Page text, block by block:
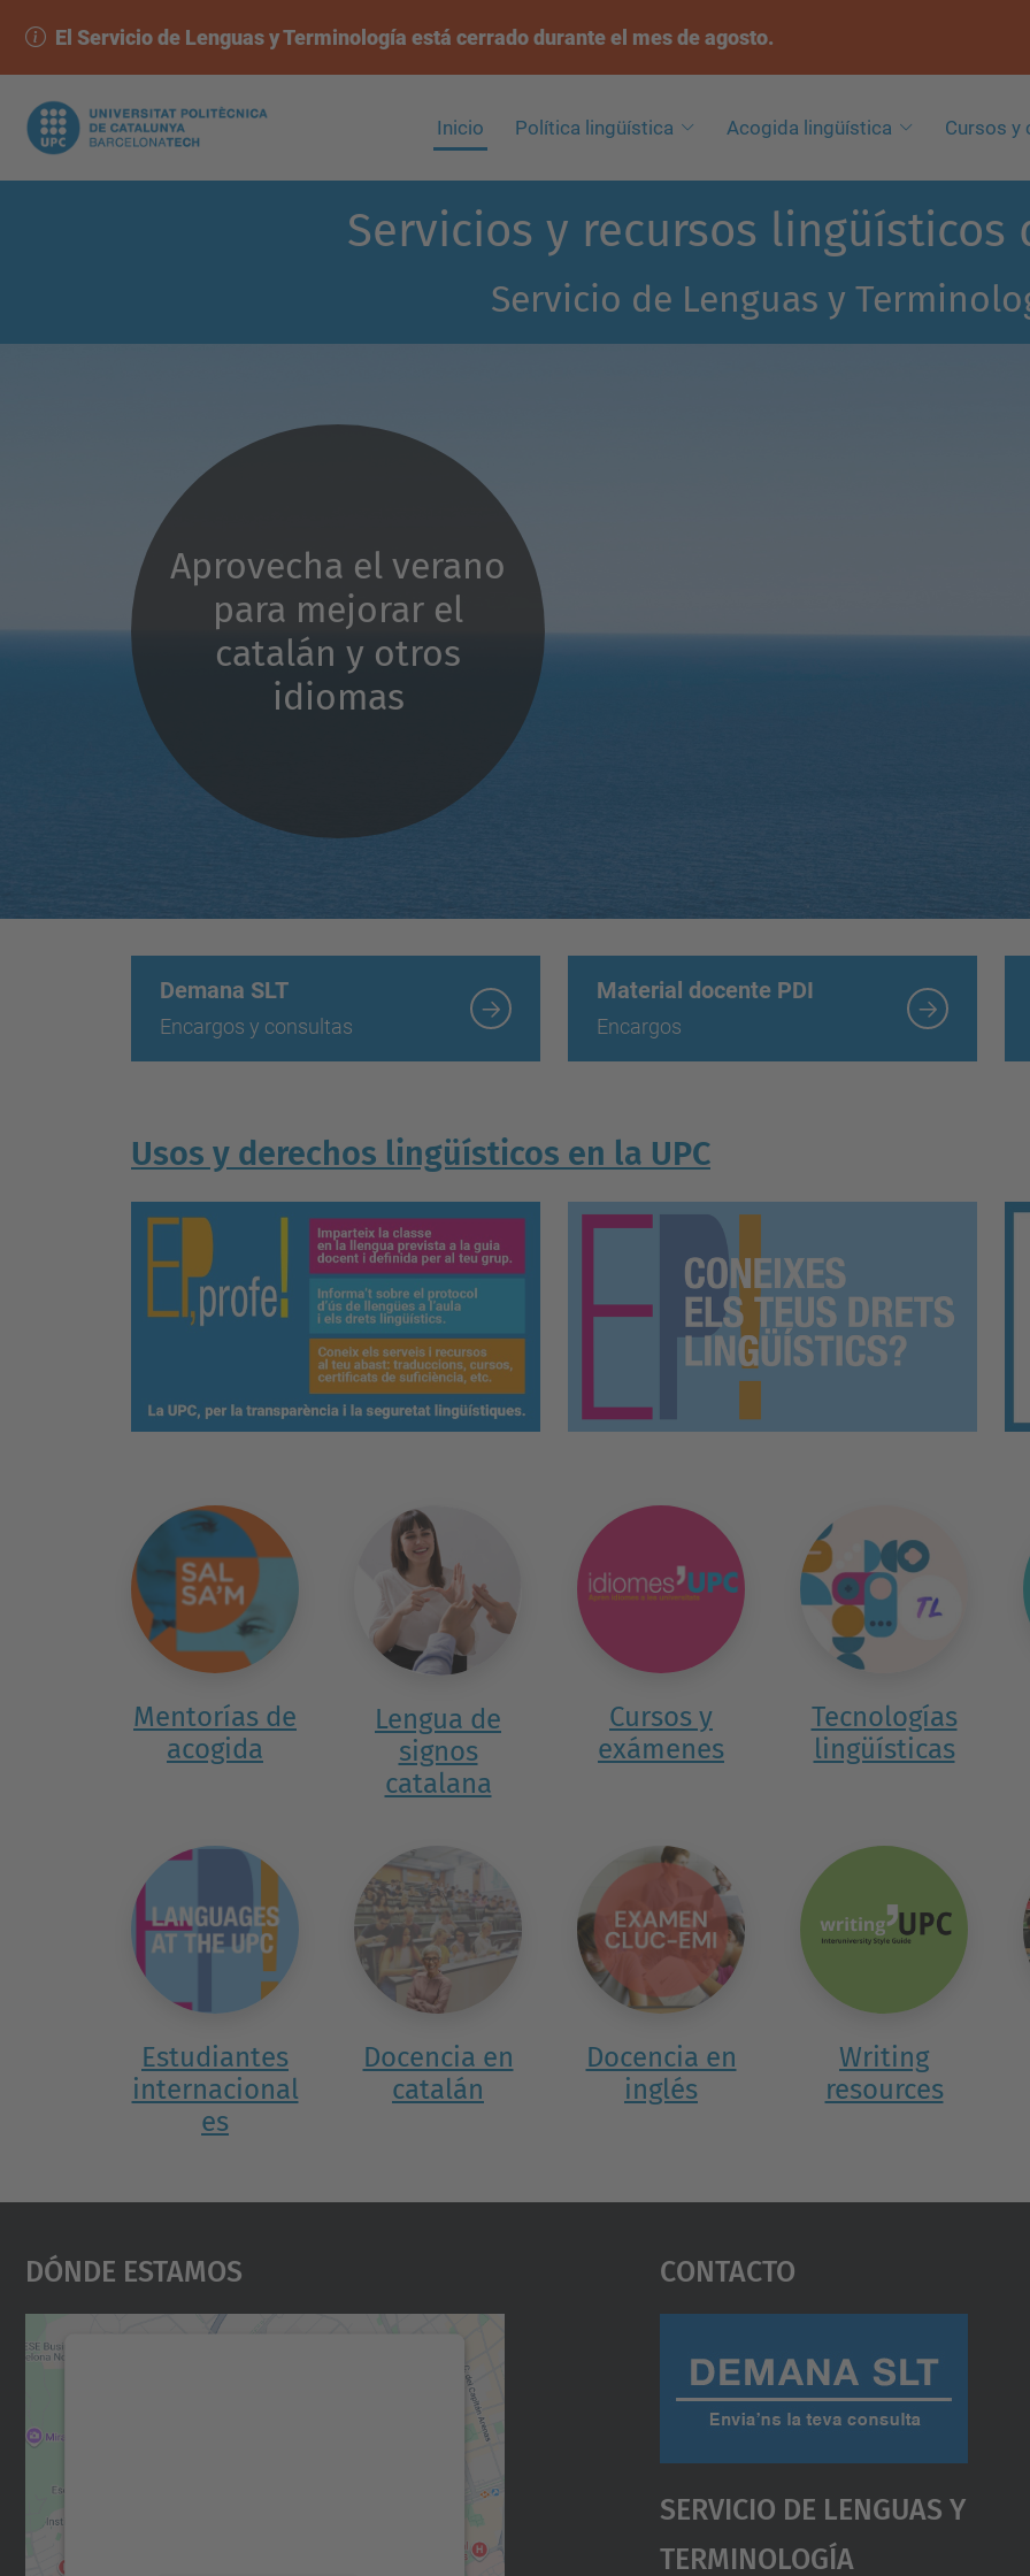
El Servicio de Lenguas y Terminología está cerrado durante el mes de agosto.
Inicio Política lingüística Acogida lingüística Cursos y
Servicios y recursos lingüísticos
Servicio de Lenguas y
Aprovecha el verano
para mejorar el
catalán y otros
idiomas
Demana SLT
Encargos y consultas
Material docente PDI
Encargos
Usos y derechos lingüísticos en la UPC
Mentorías de
acogida
Lengua de
signos
catalana
Cursos y
exámenes
Tecnologías
lingüísticas
Estudiantes
internacional
es
Docencia en
catalán
Docencia en
inglés
Writing
resources
Dónde Estamos Contacto
Servicio De Lenguas Y
Terminología